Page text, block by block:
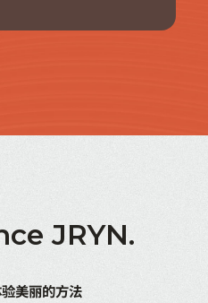
JRYN.
美丽的方法